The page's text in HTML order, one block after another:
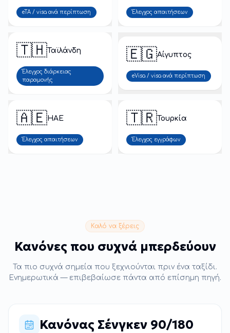
eTA / visa ανά περίπτωση Έλεγχος απαιτήσεων
🇹🇭Ταϊλάνδη
Έλεγχος διάρκειας
παραμονής
🇪🇬Αίγυπτος
eVisa / visa ανά περίπτωση
🇦🇪ΗΑΕ
Έλεγχος απαιτήσεων
🇹🇷Τουρκία
Έλεγχος εγγράφων
Καλό να ξέρεις
Κανόνες που συχνά μπερδεύουν
Τα πιο συχνά σημεία που ξεχνιούνται πριν ένα ταξίδι.
Ενημερωτικά — επιβεβαίωσε πάντα από επίσημη πηγή.
Κανόνας Σένγκεν 90/180